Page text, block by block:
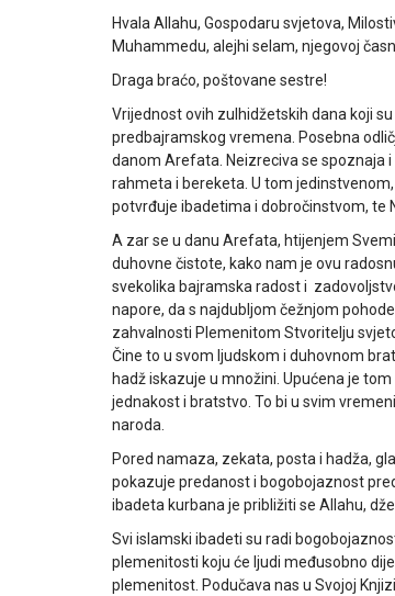
Hvala Allahu, Gospodaru svjetova,
Muhammedu, alejhi selam, njegovoj
Draga braćo, poštovane sestre!
Vrijednost ovih zulhidžetskih dana koji
predbajramskog vremena. Posebna
danom Arefata. Neizreciva se spoznaja
rahmeta i bereketa. U tom
potvrđuje ibadetima i dobročinstvom, te
A zar se u danu Arefata, htijenjem
duhovne čistote, kako nam je ovu
svekolika bajramska radost i
napore, da s najdubljom čežnjom
zahvalnosti Plemenitom Stvoritelju
Čine to u svom ljudskom i duhovnom
hadž iskazuje u množini. Upućena je
jednakost i bratstvo. To bi u svim
naroda.
Pored namaza, zekata, posta i hadža,
pokazuje predanost i bogobojaznost
ibadeta kurbana je približiti se Allahu,
Svi islamski ibadeti su radi
plemenitosti koju će ljudi međusobno
plemenitost. Podučava nas u Svojoj